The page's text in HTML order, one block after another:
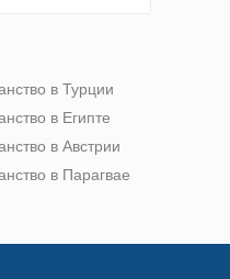
в Турции
в Египте
в Австрии
в Парагвае